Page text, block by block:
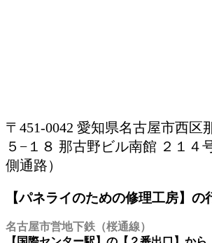
〒451-0042 愛知県名古屋市西区
５−１８ 那古野ビル南館 ２１４
側通路）
【パネライのための修理工房】の
名古屋市営地下鉄（桜通線）